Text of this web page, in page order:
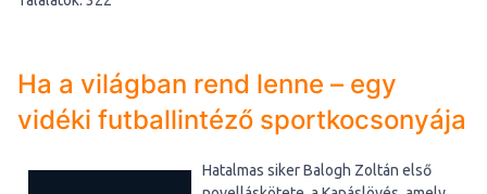
Ha a világban rend lenne – egy
vidéki futballintéző sportkocsonyája
Hatalmas siker Balogh Zoltán első